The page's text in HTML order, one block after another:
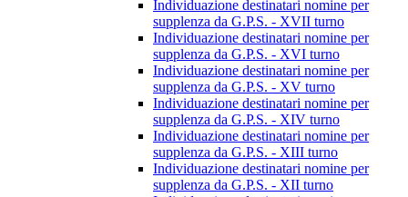
Individuazione destinatari nomine per
supplenza da G.P.S. - XVII turno
Individuazione destinatari nomine per
supplenza da G.P.S. - XVI turno
Individuazione destinatari nomine per
supplenza da G.P.S. - XV turno
Individuazione destinatari nomine per
supplenza da G.P.S. - XIV turno
Individuazione destinatari nomine per
supplenza da G.P.S. - XIII turno
Individuazione destinatari nomine per
supplenza da G.P.S. - XII turno